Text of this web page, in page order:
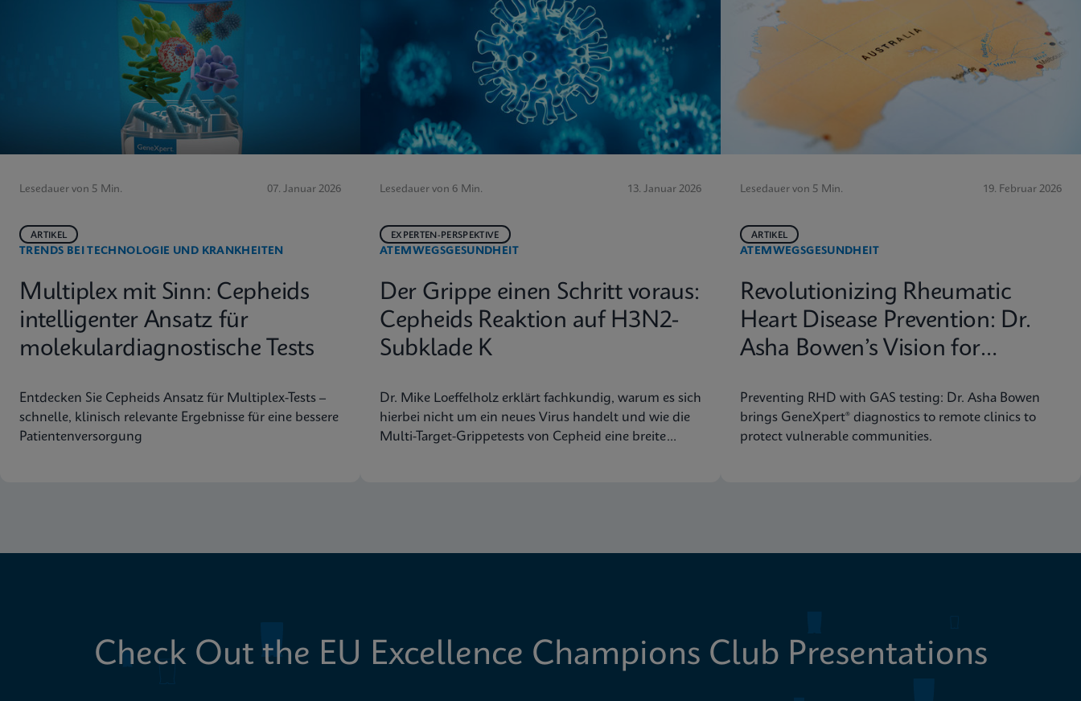
Lesedauer von 5 Min. 07. Januar 2026
TRENDS BEI TECHNOLOGIE UND KRANKHEITEN
ARTIKEL
Multiplex mit Sinn: Cepheids
intelligenter Ansatz für
molekulardiagnostische Tests
Entdecken Sie Cepheids Ansatz für Multiplex-Tests –
schnelle, klinisch relevante Ergebnisse für eine bessere
Patientenversorgung
Lesedauer von 6 Min. 13. Januar 2026
ATEMWEGSGESUNDHEIT
EXPERTEN-PERSPEKTIVE
Der Grippe einen Schritt voraus:
Cepheids Reaktion auf H3N2-
Subklade K
Dr. Mike Loeffelholz erklärt fachkundig, warum es sich
hierbei nicht um ein neues Virus handelt und wie die
Multi-Target-Grippetests von Cepheid eine breite
Lesedauer von 5 Min. 19. Februar 2026
ATEMWEGSGESUNDHEIT
ARTIKEL
Revolutionizing Rheumatic
Heart Disease Prevention: Dr.
Asha Bowen’s Vision for
Preventing RHD with GAS testing: Dr. Asha Bowen
brings GeneXpert® diagnostics to remote clinics to
protect vulnerable communities.
Check Out the EU Excellence Champions Club Presentations